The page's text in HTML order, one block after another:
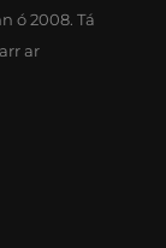
ó 2008. Tá
ar